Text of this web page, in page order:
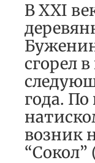
В XXI
сгорел
года.
возник